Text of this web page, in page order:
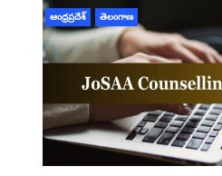
ఆంధ్రప్రదేశ్ తెలంగాణ